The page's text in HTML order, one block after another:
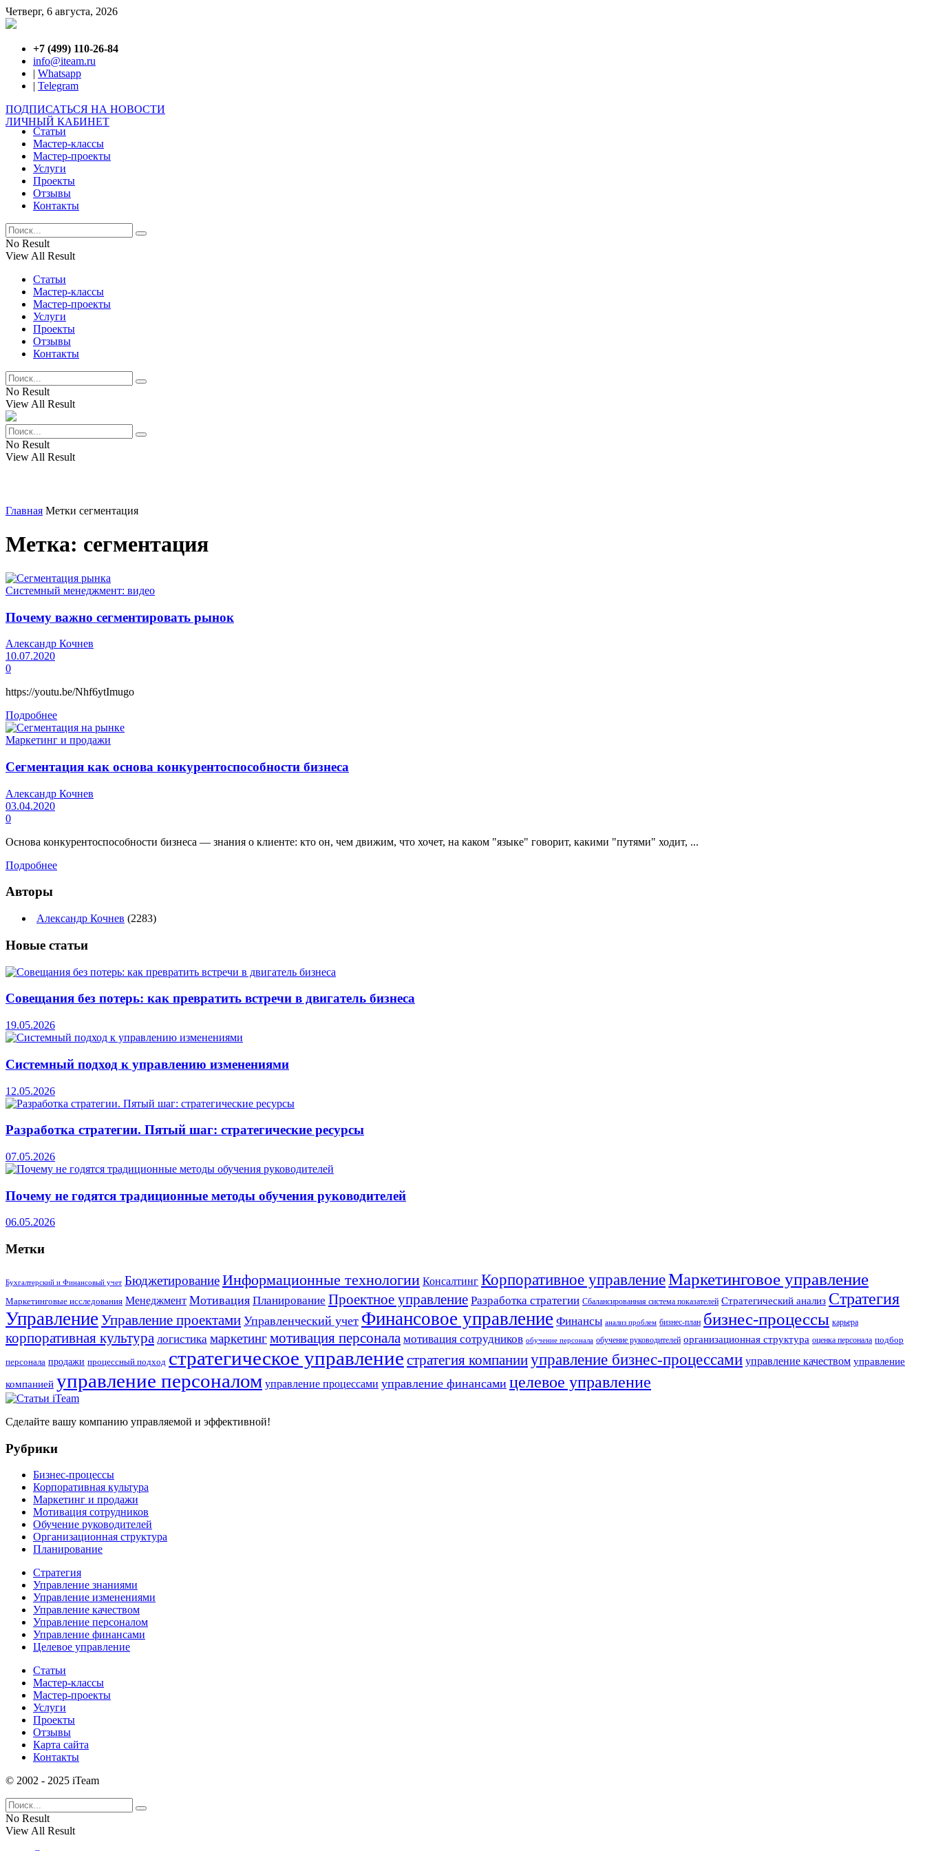
Четверг, 6 августа, 2026
+7 (499) 110-26-84
info@iteam.ru
| Whatsapp
| Telegram
ПОДПИСАТЬСЯ НА НОВОСТИ
ЛИЧНЫЙ КАБИНЕТ
Статьи
Мастер-классы
Мастер-проекты
Услуги
Проекты
Отзывы
Контакты
No Result
View All Result
Статьи
Мастер-классы
Мастер-проекты
Услуги
Проекты
Отзывы
Контакты
No Result
View All Result
No Result
View All Result
Главная Метки сегментация
Метка: сегментация
Системный менеджмент: видео
Почему важно сегментировать рынок
Александр Кочнев
10.07.2020
0
https://youtu.be/Nhf6ytImugo
Подробнее
Маркетинг и продажи
Сегментация как основа конкурентоспособности бизнеса
Александр Кочнев
03.04.2020
0
Основа конкурентоспособности бизнеса — знания о клиенте: кто он, чем движим, что хочет, на каком "языке" говорит, какими "путями" ходит, ...
Подробнее
Авторы
Александр Кочнев (2283)
Новые статьи
Совещания без потерь: как превратить встречи в двигатель бизнеса
19.05.2026
Системный подход к управлению изменениями
12.05.2026
Разработка стратегии. Пятый шаг: стратегические ресурсы
07.05.2026
Почему не годятся традиционные методы обучения руководителей
06.05.2026
Метки
Бухгалтерский и Финансовый учет БюджетированиеИнформационные технологии Консалтинг Корпоративное управлениеМаркетинговое управление
Маркетинговые исследования Менеджмент Мотивация Планирование Проектное управление Разработка стратегии Сбалансированная система показателей Стратегический анализ Стратегия
Управление Управление проектами Управленческий учет Финансовое управление Финансы анализ проблем бизнес-план бизнес-процессы карьера
корпоративная культура логистика маркетингмотивация персонала мотивация сотрудников обучение персонала обучение руководителей организационная структура оценка персонала подбор
персонала продажи процессный подход стратегическое управление стратегия компанииуправление бизнес-процессами управление качеством управление
компанией управление персоналом управление процессами управление финансами целевое управление
Сделайте вашу компанию управляемой и эффективной!
Рубрики
Бизнес-процессы
Корпоративная культура
Маркетинг и продажи
Мотивация сотрудников
Обучение руководителей
Организационная структура
Планирование
Стратегия
Управление знаниями
Управление изменениями
Управление качеством
Управление персоналом
Управление финансами
Целевое управление
Статьи
Мастер-классы
Мастер-проекты
Услуги
Проекты
Отзывы
Карта сайта
Контакты
© 2002 - 2025 iTeam
No Result
View All Result